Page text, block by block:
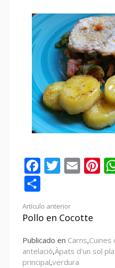
Facebook
Twitter
Seguir
Artículo anterior
Pollo en Cocotte
Publicado en Carns,Cuines
antelació,Àpats d'un sol
principal,verdura